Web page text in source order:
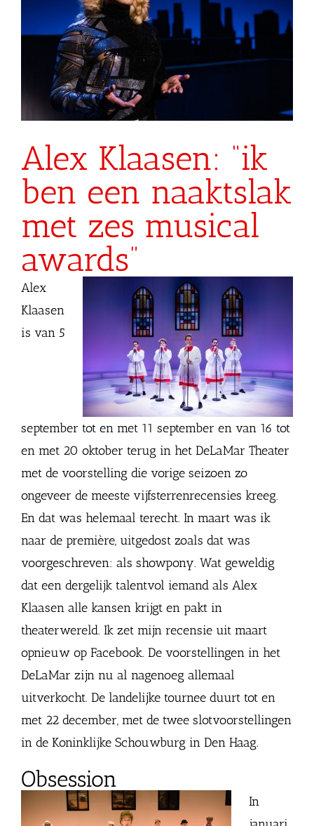
Alex Klaasen: “ik
ben een naaktslak
met zes musical
awards”
Alex
Klaasen
is van 5
september tot en met 11 september en van 16 tot
en met 20 oktober terug in het DeLaMar Theater
met de voorstelling die vorige seizoen zo
ongeveer de meeste vijfsterrenrecensies kreeg.
En dat was helemaal terecht. In maart was ik
naar de première, uitgedost zoals dat was
voorgeschreven: als showpony. Wat geweldig
dat een dergelijk talentvol iemand als Alex
Klaasen alle kansen krijgt en pakt in
theaterwereld. Ik zet mijn recensie uit maart
opnieuw op Facebook. De voorstellingen in het
DeLaMar zijn nu al nagenoeg allemaal
uitverkocht. De landelijke tournee duurt tot en
met 22 december, met de twee slotvoorstellingen
in de Koninklijke Schouwburg in Den Haag.
Obsession
In